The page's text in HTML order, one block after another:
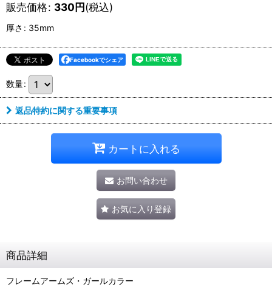
販売価格: 330円(税込)
厚さ : 35mm
Facebookでシェア
数量:
返品特約に関する重要事項
カートに入れる
お問い合わせ
お気に入り登録
商品詳細
フレームアームズ・ガールカラー